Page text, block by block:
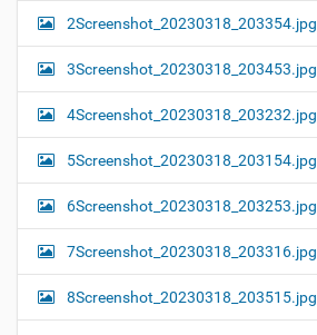
2Screenshot_20230318_203354.jpg
3Screenshot_20230318_203453.jpg
4Screenshot_20230318_203232.jpg
5Screenshot_20230318_203154.jpg
6Screenshot_20230318_203253.jpg
7Screenshot_20230318_203316.jpg
8Screenshot_20230318_203515.jpg